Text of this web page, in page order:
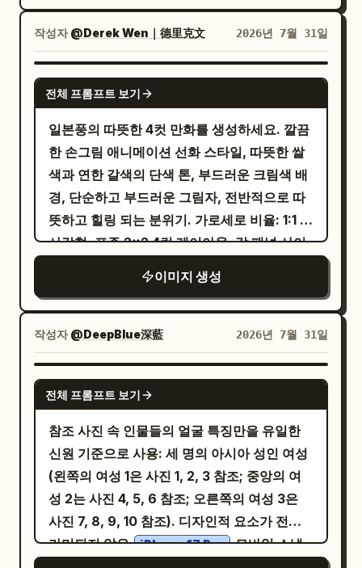
어 그의 일상이 지닌 지루함과 반복을 강조합니
다. 머리 위로 먹구름이 몰려오고 갑자기 비가
쏟아지기 시작합니다. 주변 사람들이 모두 서
둘러 우산을 펴거나 비를 피할 곳을 찾을 때, 그
는 그저 시선을 낮춘 채 묵묵히 비를 맞습니다.
바로 그 순간,
지닌 25세 여성
이 그의 곁으로 다가옵니다. 그녀는 부드럽게
우산을 내밀어 두 사람 모두를 비로부터 가려줍
니다. 그가 고개를 들어 그녀와 눈이 마주치자,
두 사람은 조용하고 진심 어린 미소를 나눕니
다. 그들이 눈을 맞추는 순간, 흑백이었던 세상
빗방울은 부드럽게 빛나고 도시의 불빛은 따뜻
하고 선명해지며, 주변의 모든 디테일이 생명
력을 얻습니다. 군중은 배경에서 흐릿하고 중
요하지 않은 존재로 남고, 두 사람은 우산 아래
에서 말 없는 마법 같은 교감을 나눕니다. 이 장
면은 감성적이고 로맨틱하며 희망적인 분위기
를 자아내며, 작은 친절 하나가 어떻게 누군가
의 삶에 색채를 더할 수 있는지를 상징합니다.
작성자@Derek Wen｜德里克文 2026년 7월 31일
GPT IMAGE 2
전체 프롬프트 보기
일본풍의 따뜻한 4컷 만화를 생성하세요. 깔끔
한 손그림 애니메이션 선화 스타일, 따뜻한 쌀
색과 연한 갈색의 단색 톤, 부드러운 크림색 배
경, 단순하고 부드러운 그림자, 전반적으로 따
뜻하고 힐링 되는 분위기. 가로세로 비율: 1:1 정
사각형, 표준 2x2 4컷 레이아웃, 각 패널 사이
", 양옆에 작은 하트, 손글씨
느낌의 짙은 갈색. [4컷 내용] 패널 1: 젊은 아시
아 커플의 전신 인물화.
여성
뒤에
서서 양손을 부드럽게 어깨에 올리고 둘 다 카
메라를 보며 미소 짓고 있음. 패널 2: 아늑한 실
내에 앉아 양손으로 머그잔을 들고 서로를 보며
미소 짓는 커플. 여성의 머리 위로 명확한 중국
어 말풍선: "항상 함께해 줘서 고마워." 흰색의
둥근 말풍선, 선명한 검은색 텍스트. 패널 3: 주
방에서 함께 요리하는 커플. 스토브 옆에 나란
히 서서 남성은 젓고 있고, 여성은 돕고 있으며,
표정은 집중하고 행복해 보임. 패널 4: 서로를
꼭 껴안은 커플. 남성이 고개를 숙여 여성의 이
이미지 생성
작성자@DeepBlue深藍 2026년 7월 31일
GPT IMAGE 2
전체 프롬프트 보기
참조 사진 속 인물들의 얼굴 특징만을 유일한
신원 기준으로 사용: 세 명의 아시아 성인 여성
(왼쪽의 여성 1은 사진 1, 2, 3 참조; 중앙의 여
성 2는 사진 4, 5, 6 참조; 오른쪽의 여성 3은
사진 7, 8, 9, 10 참조). 디자인적 요소가 전혀
가미되지 않은 iPhone 17 Pro 모바일 스냅